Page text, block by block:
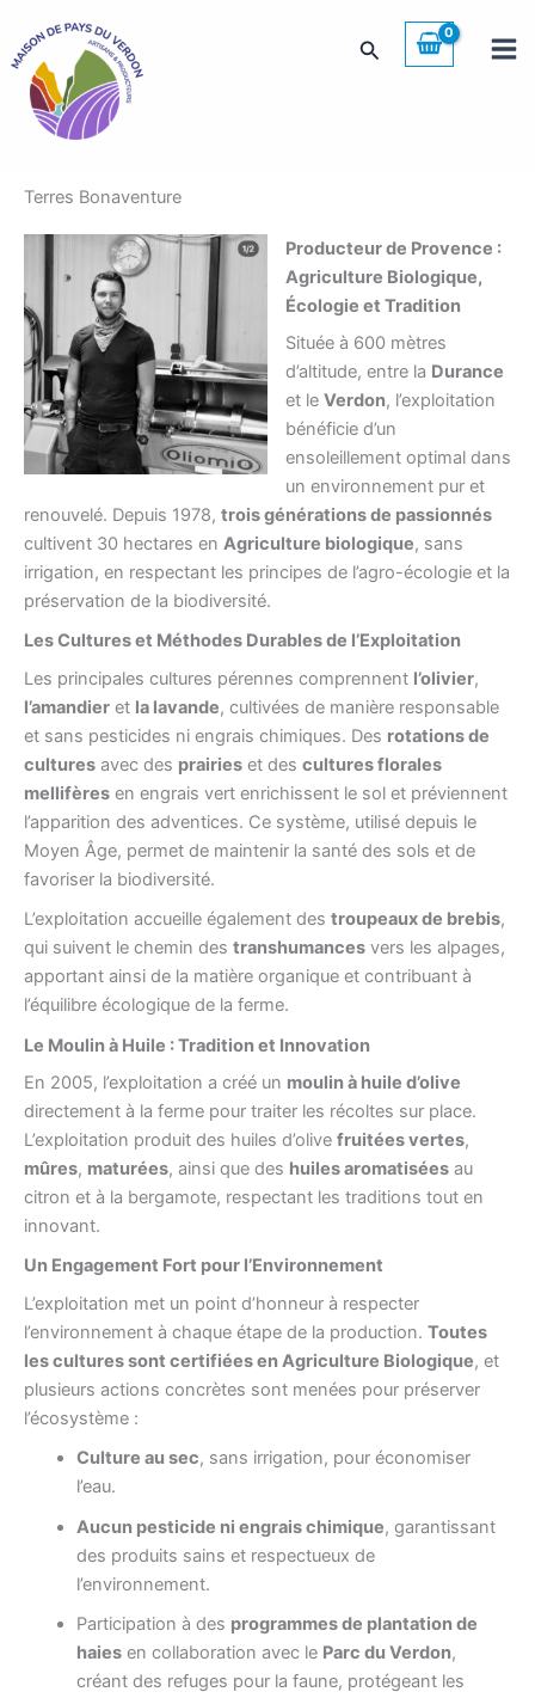
contenu
Rechercher
Terres Bonaventure
Producteur de Provence :
Agriculture Biologique,
Écologie et Tradition
Située à 600 mètres
d’altitude, entre la Durance
et le Verdon, l’exploitation
bénéficie d’un
ensoleillement optimal dans
un environnement pur et
renouvelé. Depuis 1978, trois générations de passionnés
cultivent 30 hectares en Agriculture biologique, sans
irrigation, en respectant les principes de l’agro-écologie et la
préservation de la biodiversité.
Les Cultures et Méthodes Durables de l’Exploitation
Les principales cultures pérennes comprennent l’olivier,
l’amandier et la lavande, cultivées de manière responsable
et sans pesticides ni engrais chimiques. Des rotations de
cultures avec des prairies et des cultures florales
mellifères en engrais vert enrichissent le sol et préviennent
l’apparition des adventices. Ce système, utilisé depuis le
Moyen Âge, permet de maintenir la santé des sols et de
favoriser la biodiversité.
L’exploitation accueille également des troupeaux de brebis,
qui suivent le chemin des transhumances vers les alpages,
apportant ainsi de la matière organique et contribuant à
l’équilibre écologique de la ferme.
Le Moulin à Huile : Tradition et Innovation
En 2005, l’exploitation a créé un moulin à huile d’olive
directement à la ferme pour traiter les récoltes sur place.
L’exploitation produit des huiles d’olive fruitées vertes,
mûres, maturées, ainsi que des huiles aromatisées au
citron et à la bergamote, respectant les traditions tout en
innovant.
Un Engagement Fort pour l’Environnement
L’exploitation met un point d’honneur à respecter
l’environnement à chaque étape de la production. Toutes
les cultures sont certifiées en Agriculture Biologique, et
plusieurs actions concrètes sont menées pour préserver
l’écosystème :
Culture au sec, sans irrigation, pour économiser
l’eau.
Aucun pesticide ni engrais chimique, garantissant
des produits sains et respectueux de
l’environnement.
Participation à des programmes de plantation de
haiesen collaboration avec le Parc du Verdon,
créant des refuges pour la faune, protégeant les